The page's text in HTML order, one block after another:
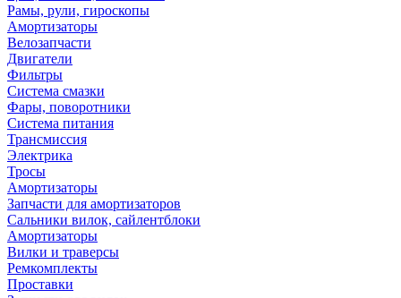
Рамы, рули, гироскопы
Амортизаторы
Велозапчасти
Двигатели
Фильтры
Система смазки
Фары, поворотники
Система питания
Трансмиссия
Электрика
Тросы
Амортизаторы
Запчасти для амортизаторов
Сальники вилок, сайлентблоки
Амортизаторы
Вилки и траверсы
Ремкомплекты
Проставки